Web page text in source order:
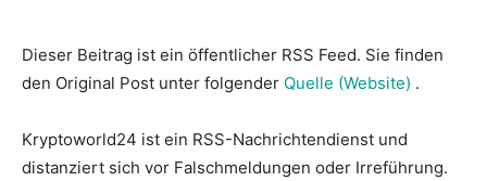
Dieser Beitrag ist ein öffentlicher RSS Feed. Sie finden
den Original Post unter folgender Quelle (Website) .
Kryptoworld24 ist ein RSS-Nachrichtendienst und
distanziert sich vor Falschmeldungen oder Irreführung.